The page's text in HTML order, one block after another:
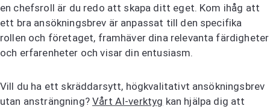
en chefsroll är du redo att skapa ditt eget. Kom ihåg att
ett bra ansökningsbrev är anpassat till den specifika
rollen och företaget, framhäver dina relevanta färdigheter
och erfarenheter och visar din entusiasm.
Vill du ha ett skräddarsytt, högkvalitativt ansökningsbrev
utan ansträngning?Vårt AI-verktyg kan hjälpa dig att